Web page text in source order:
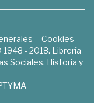
Cookies
- 2018. Librería
Sociales, Historia y